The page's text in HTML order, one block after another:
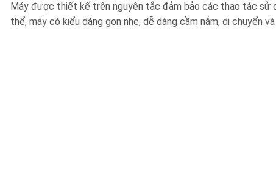
Máy được thiết kế trên nguyên tắc đảm bảo các thao tác sử
thể, máy có kiểu dáng gọn nhẹ, dễ dàng cầm nắm, di chuyển